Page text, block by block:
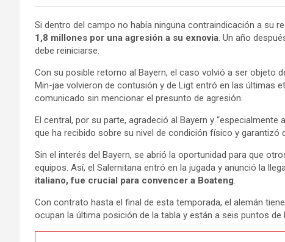
Si dentro del campo no había ninguna contraindicación a su
1,8 millones por una agresión a su exnovia. Un año
debe reiniciarse.
Con su posible retorno al Bayern, el caso volvió a ser objeto
Min-jae volvieron de contusión y de Ligt entró en las últimas
comunicado sin mencionar el presunto de agresión.
El central, por su parte, agradeció al Bayern y
que ha recibido sobre su nivel de condición físico y garantizó
Sin el interés del Bayern, se abrió la oportunidad para que
equipos. Así, el Salernitana entró en la jugada y anunció la
italiano, fue crucial para convencer a Boateng.
Con contrato hasta el final de esta temporada, el alemán
ocupan la última posición de la tabla y están a seis puntos